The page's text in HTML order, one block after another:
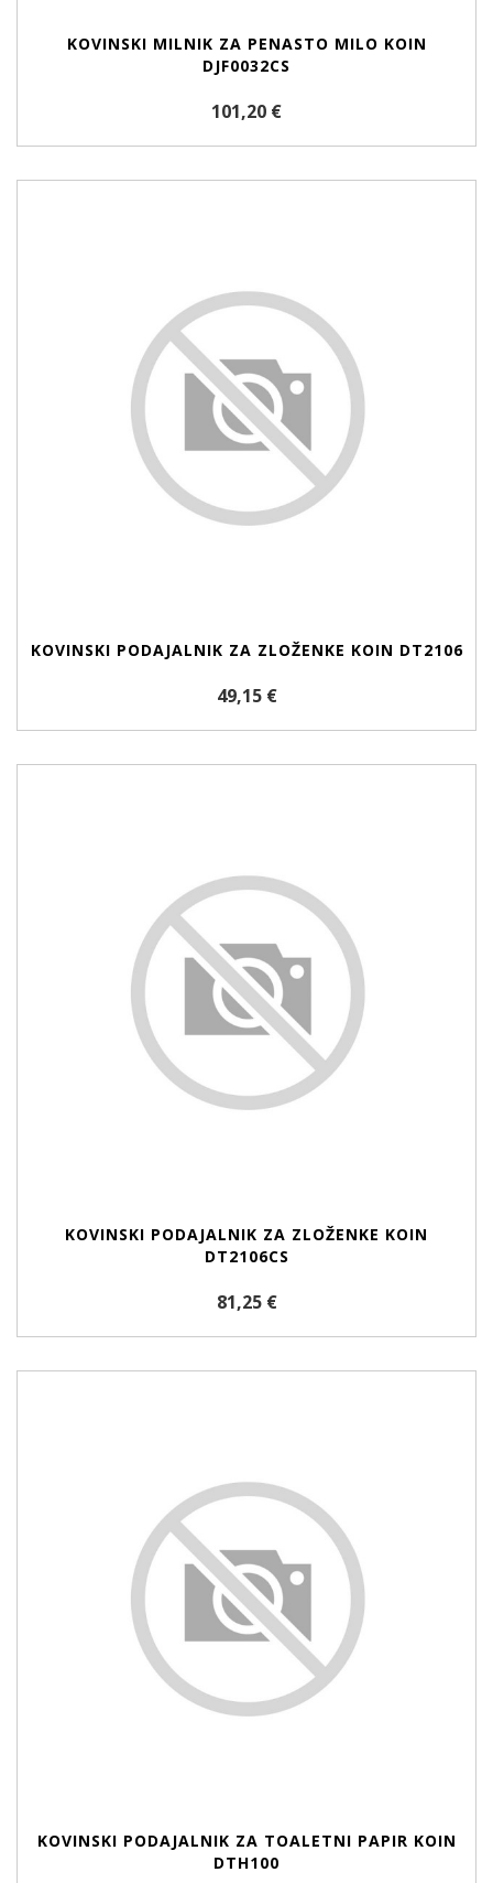
KOVINSKI MILNIK ZA PENASTO MILO KOIN
DJF0032CS
101,20 €
KOVINSKI PODAJALNIK ZA ZLOŽENKE KOIN DT2106
49,15 €
KOVINSKI PODAJALNIK ZA ZLOŽENKE KOIN
DT2106CS
81,25 €
KOVINSKI PODAJALNIK ZA TOALETNI PAPIR KOIN
DTH100